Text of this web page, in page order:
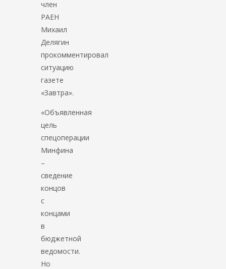
член
РАЕН
Михаил
Делягин
прокомментировал
ситуацию
газете
«Завтра».
«Объявленная
цель
спецоперации
Минфина
–
сведение
концов
с
концами
в
бюджетной
ведомости.
Но